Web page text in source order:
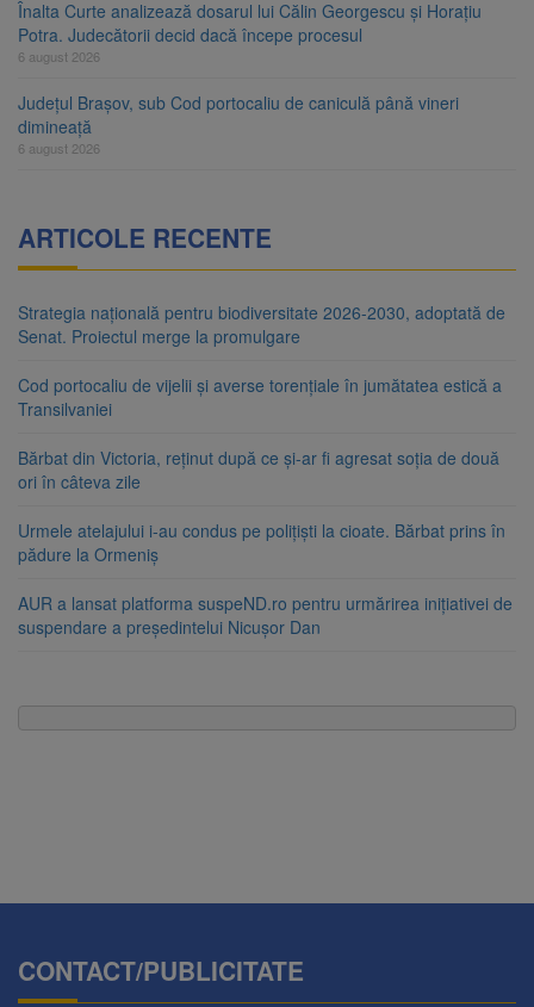
Înalta Curte analizează dosarul lui Călin Georgescu și Horațiu
Potra. Judecătorii decid dacă începe procesul
6 august 2026
Județul Brașov, sub Cod portocaliu de caniculă până vineri
dimineață
6 august 2026
ARTICOLE RECENTE
Strategia națională pentru biodiversitate 2026-2030, adoptată de
Senat. Proiectul merge la promulgare
Cod portocaliu de vijelii și averse torențiale în jumătatea estică a
Transilvaniei
Bărbat din Victoria, reținut după ce și-ar fi agresat soția de două
ori în câteva zile
Urmele atelajului i-au condus pe polițiști la cioate. Bărbat prins în
pădure la Ormeniș
AUR a lansat platforma suspeND.ro pentru urmărirea inițiativei de
suspendare a președintelui Nicușor Dan
CONTACT/PUBLICITATE